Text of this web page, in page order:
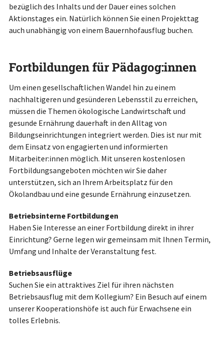
bezüglich des Inhalts und der Dauer eines solchen
Aktionstages ein. Natürlich können Sie einen Projekttag
auch unabhängig von einem Bauernhofausflug buchen.
Fortbildungen für Pädagog:innen
Um einen gesellschaftlichen Wandel hin zu einem
nachhaltigeren und gesünderen Lebensstil zu erreichen,
müssen die Themen ökologische Landwirtschaft und
gesunde Ernährung dauerhaft in den Alltag von
Bildungseinrichtungen integriert werden. Dies ist nur mit
dem Einsatz von engagierten und informierten
Mitarbeiter:innen möglich. Mit unseren kostenlosen
Fortbildungsangeboten möchten wir Sie daher
unterstützen, sich an Ihrem Arbeitsplatz für den
Ökolandbau und eine gesunde Ernährung einzusetzen.
Betriebsinterne Fortbildungen
Haben Sie Interesse an einer Fortbildung direkt in ihrer
Einrichtung? Gerne legen wir gemeinsam mit Ihnen Termin,
Umfang und Inhalte der Veranstaltung fest.
Betriebsausflüge
Suchen Sie ein attraktives Ziel für ihren nächsten
Betriebsausflug mit dem Kollegium? Ein Besuch auf einem
unserer Kooperationshöfe ist auch für Erwachsene ein
tolles Erlebnis.